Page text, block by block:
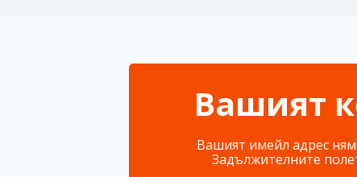
Вашият
Вашият имейл адрес
Задължителните